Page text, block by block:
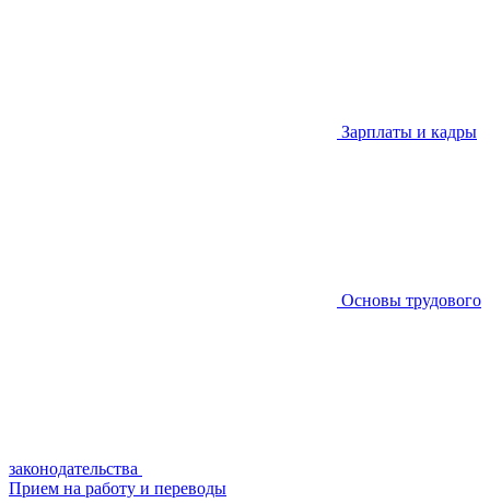
Зарплаты и кадры
Основы трудового
законодательства
Прием на работу и переводы